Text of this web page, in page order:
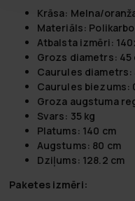
Krāsa: Melna/
Materiāls:
Atbalsta izmēri:
Grozs diametrs: 45
Caurules diametrs:
Caurules biezums:
Groza augstuma
Svars: 35 kg
Platums: 140 cm
Augstums: 80 cm
Dziļums: 128.2 cm
Paketes izmēri: